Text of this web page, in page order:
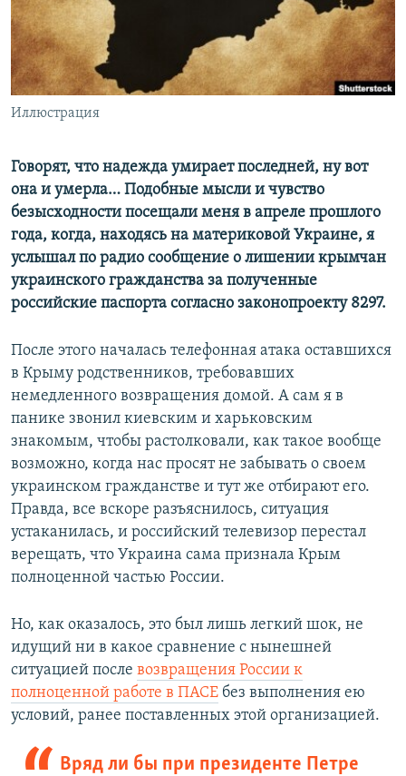
ПОБЕДИТЕЛЕЙ НЕ СУДЯТ?
КРЫМ.НЕПОКОРЕННЫЙ
ELIFBE
УКРАИНСКАЯ ПРОБЛЕМА КРЫМА
ПРИСОЕДИНЯЙТЕСЬ!
Иллюстрация
Говорят, что надежда умирает последней, ну вот
она и умерла… Подобные мысли и чувство
безысходности посещали меня в апреле прошлого
года, когда, находясь на материковой Украине, я
услышал по радио сообщение о лишении крымчан
украинского гражданства за полученные
российские паспорта согласно законопроекту 8297.
После этого началась телефонная атака оставшихся
в Крыму родственников, требовавших
немедленного возвращения домой. А сам я в
панике звонил киевским и харьковским
знакомым, чтобы растолковали, как такое вообще
возможно, когда нас просят не забывать о своем
украинском гражданстве и тут же отбирают его.
Правда, все вскоре разъяснилось, ситуация
устаканилась, и российский телевизор перестал
верещать, что Украина сама признала Крым
полноценной частью России.
Но, как оказалось, это был лишь легкий шок, не
идущий ни в какое сравнение с нынешней
ситуацией после возвращения России к
полноценной работе в ПАСЕ без выполнения ею
условий, ранее поставленных этой организацией.
Вряд ли бы при президенте Петре